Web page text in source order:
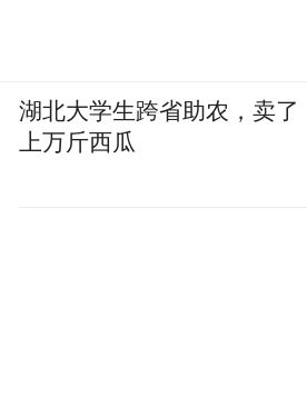
湖北大学生跨省助农，卖了
上万斤西瓜